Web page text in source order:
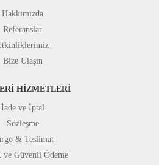
Hakkımızda
Referanslar
Bize Ulaşın
HİZMETLERİ
İade ve İptal
Sözleşme
& Teslimat
Güvenli Ödeme